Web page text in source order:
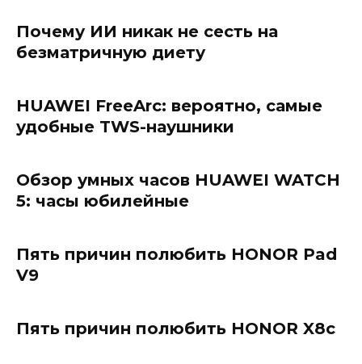
Почему ИИ никак не сесть на
безматричную диету
HUAWEI FreeArc: вероятно, самые
удобные TWS-наушники
Обзор умных часов HUAWEI WATCH
5: часы юбилейные
Пять причин полюбить HONOR Pad
V9
Пять причин полюбить HONOR X8c